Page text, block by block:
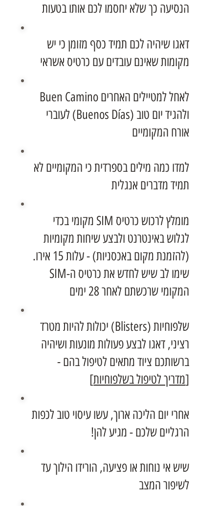
הנסיעה כך שלא יחסמו לכם אותו בטעות
דאגו שיהיה לכם תמיד כסף מזומן כי יש
מקומות שאינם עובדים עם כרטיס אשראי
לאחל למטיילים האחרים Buen Camino
ולהגיד יום טוב (Buenos Días) לעוברי
אורח המקומיים
למדו כמה מילים בספרדית כי המקומיים לא
תמיד מדברים אנגלית
מומלץ לרכוש כרטיס SIM מקומי בכדי
לגלוש באינטרנט ולבצע שיחות מקומיות
(להזמנת מקום באכסניות) - עלות 15 אירו.
שימו לב שיש לחדש את כרטיס ה-SIM
המקומי שרכשתם לאחר 28 ימים
שלפוחיות (Blisters) יכולות להיות מטרד
רציני, דאגו לבצע פעולות מונעות ושיהיה
ברשותכם ציוד מתאים לטיפול בהם -
[מדריך לטיפול בשלפוחיות]
אחרי יום הליכה ארוך, עשו עיסוי טוב לכפות
הרגליים שלכם - מגיע להן!
שיש אי נוחות או פציעה, הורידו הילוך עד
לשיפור המצב